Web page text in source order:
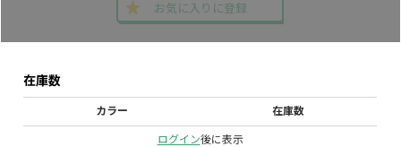
お気に入りに登録
在庫数
カラー 在庫数
ログイン後に表示